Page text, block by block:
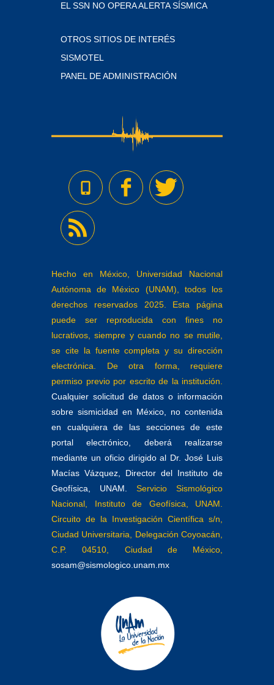
EL SSN NO OPERA ALERTA SÍSMICA
OTROS SITIOS DE INTERÉS
SISMOTEL
PANEL DE ADMINISTRACIÓN
Hecho en México, Universidad Nacional
Autónoma de México (UNAM), todos los
derechos reservados 2025. Esta página
puede ser reproducida con fines no
lucrativos, siempre y cuando no se mutile,
se cite la fuente completa y su dirección
electrónica. De otra forma, requiere
permiso previo por escrito de la institución.
Cualquier solicitud de datos o información
sobre sismicidad en México, no contenida
en cualquiera de las secciones de este
portal electrónico, deberá realizarse
mediante un oficio dirigido al Dr. José Luis
Macías Vázquez, Director del Instituto de
Geofísica, UNAM.
Servicio Sismológico
Nacional, Instituto de Geofísica, UNAM.
Circuito de la Investigación Científica s/n,
Ciudad Universitaria, Delegación Coyoacán,
C.P. 04510, Ciudad de México,
sosam@sismologico.unam.mx